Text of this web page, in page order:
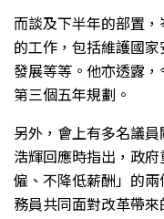
而談及下半年的部置
的工作，包括維護國
發展等等。他亦透露
第三個五年規劃。
另外，會上有多名議
浩輝回應時指出，政
僱、不降低薪酬」的
務員共同面對改革帶來